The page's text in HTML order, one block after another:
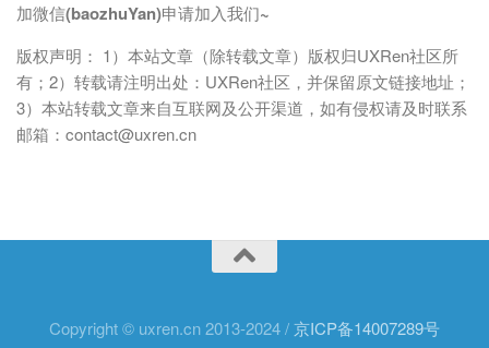
加微信(baozhuYan)申请加入我们~
版权声明： 1）本站文章（除转载文章）版权归UXRen社区所
有；2）转载请注明出处：UXRen社区，并保留原文链接地址；
3）本站转载文章来自互联网及公开渠道，如有侵权请及时联系
邮箱：contact@uxren.cn
Copyright © uxren.cn 2013-2024 /京ICP备14007289号